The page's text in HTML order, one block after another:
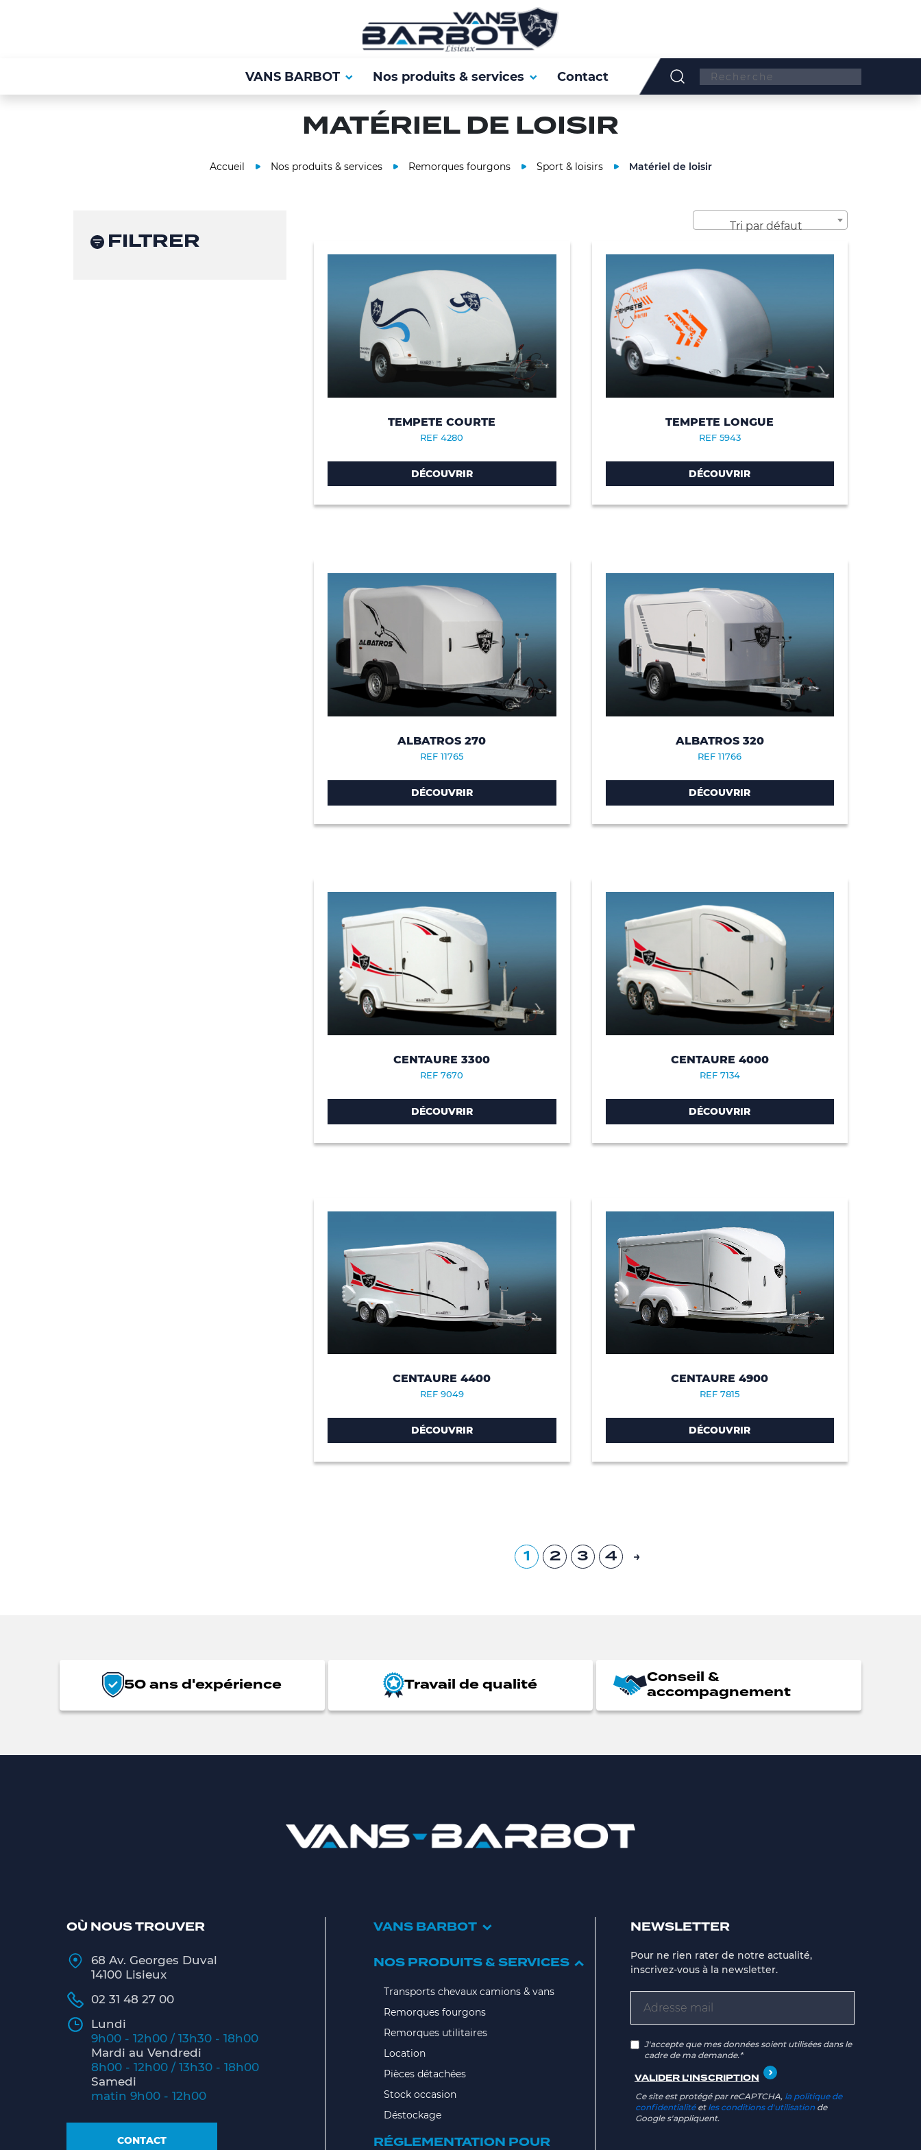
VANS BARBOT Nos produits & services Contact Search:
MATÉRIEL DE LOISIR
Accueil Nos produits & services Remorques fourgons Sport & loisirs Matériel de loisir
FILTRER
Tri par défaut
TEMPETE COURTE
REF 4280
DÉCOUVRIR
TEMPETE LONGUE
REF 5943
DÉCOUVRIR
ALBATROS 270
REF 11765
DÉCOUVRIR
ALBATROS 320
REF 11766
DÉCOUVRIR
CENTAURE 3300
REF 7670
DÉCOUVRIR
CENTAURE 4000
REF 7134
DÉCOUVRIR
CENTAURE 4400
REF 9049
DÉCOUVRIR
CENTAURE 4900
REF 7815
DÉCOUVRIR
1 2 3 4 →
50 ans d'expérience Travail de qualité Conseil &
accompagnement
OÙ NOUS TROUVER
68 Av. Georges Duval
14100 Lisieux
02 31 48 27 00
Lundi
9h00 - 12h00 / 13h30 - 18h00
Mardi au Vendredi
8h00 - 12h00 / 13h30 - 18h00
Samedi
matin 9h00 - 12h00
CONTACT
VANS BARBOT
NOS PRODUITS & SERVICES
Transports chevaux camions & vans
Remorques fourgons
Remorques utilitaires
Location
Pièces détachées
Stock occasion
Déstockage
RÉGLEMENTATION POUR
NEWSLETTER
Pour ne rien rater de notre actualité,
inscrivez-vous à la newsletter.
J'accepte que mes données soient utilisées dans le
cadre de ma demande.*
Ce site est protégé par reCAPTCHA, la politique de
confidentialitéet les conditions d'utilisationde
Google s'appliquent.